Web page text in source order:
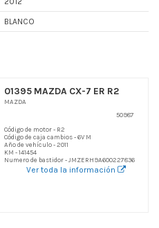
BLANCO
01395 MAZDA CX-7 ER R2
MAZDA
50987
Código de motor - R2
Código de caja cambios - 6V M
Año de vehículo - 2011
KM - 141454
Numero de bastidor - JMZERH9A600227836
Ver toda la información